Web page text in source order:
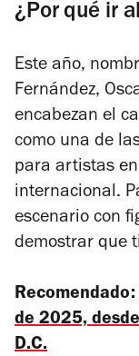
¿Por qué ir
Este año,
Fernández,
encabezan el
como una de
para artistas
internacional.
escenario con
demostrar que
Recomendado:
de 2025,
D.C.